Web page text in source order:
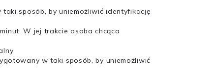
sposób, by uniemożliwić identyfikację
W jej trakcie osoba chcąca
w taki sposób, by uniemożliwić